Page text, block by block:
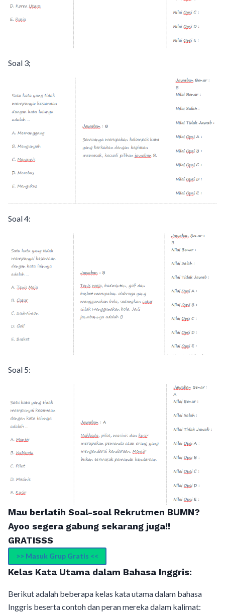
Soal 3;
Soal 4:
Soal 5:
Mau berlatih Soal-soal Rekrutmen BUMN?
Ayoo segera gabung sekarang juga!!
GRATISSS
>> Masuk Grup Gratis <<
Kelas Kata Utama dalam Bahasa Inggris:
Berikut adalah beberapa kelas kata utama dalam bahasa
Inggris beserta contoh dan peran mereka dalam kalimat: